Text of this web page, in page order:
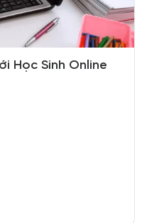
Học Sinh Online